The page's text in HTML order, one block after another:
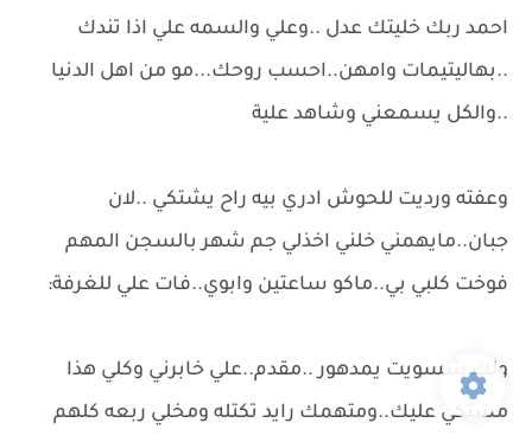
احمد ربك خليتك عدل ..وعلي والسمه علي اذا تندك
..بهاليتيمات وامهن..احسب روحك...مو من اهل الدنيا
..والكل يسمعني وشاهد علية
وعفته ورديت للحوش ادري بيه راح يشتكي ..لان
جبان..مايهمني خلني اخذلي جم شهر بالسجن المهم
فوخت كلبي بي..ماكو ساعتين وابوي..فات علي للغرفة:
ولك شسويت يمدهور ..مقدم..علي خابرني وكلي هذا
مشتكي عليك..ومتهمك رايد تكتله ومخلي ربعه كلهم